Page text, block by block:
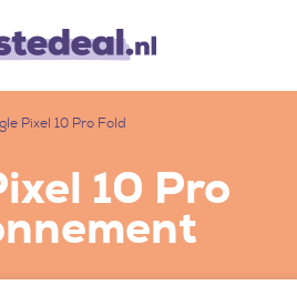
Pixel 10 Pro Fold
10 Pro